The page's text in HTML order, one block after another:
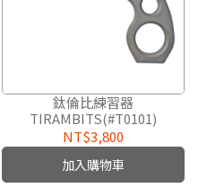
鈦倫比練習器
TIRAMBITS(#T0101)
NT$3,800
加入購物車